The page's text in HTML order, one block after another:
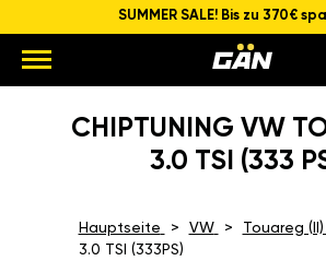
SUMMER SALE! Bis zu 370€
CHIPTUNING VW
3.0 TSI (333
Hauptseite VW
Touareg
3.0 TSI (333PS)